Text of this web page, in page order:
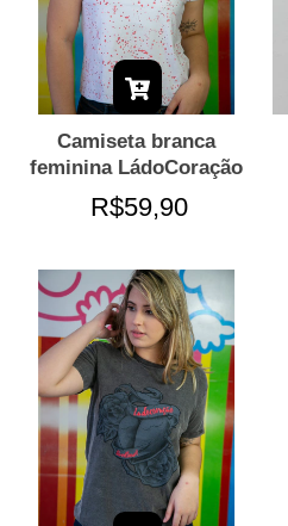
Camiseta branca
feminina LádoCoração
R$59,90